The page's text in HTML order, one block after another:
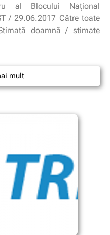
al Blocului Naţional
/ 29.06.2017 Către toate
doamnă / stimate
mult